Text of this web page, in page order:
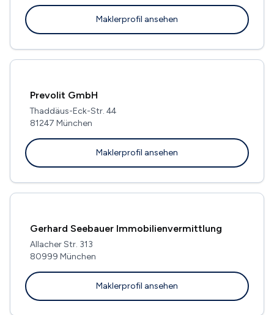
Maklerprofil ansehen
Prevolit GmbH
Thaddäus-Eck-Str. 44
81247 München
Maklerprofil ansehen
Gerhard Seebauer Immobilienvermittlung
Allacher Str. 313
80999 München
Maklerprofil ansehen